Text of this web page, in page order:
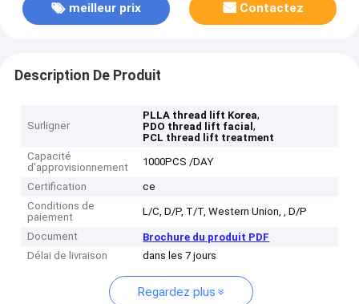
meilleur prix Contactez
Description De Produit
Surligner
PLLA thread lift Korea,
PDO thread lift facial,
PCL thread lift treatment
Capacité
d'approvisionnement
1000PCS /DAY
Certification
ce
Conditions de
paiement
L/C, D/P, T/T, Western Union, , D/P
Document
Brochure du produit PDF
Délai de livraison
dans les 7 jours
Regardez plus